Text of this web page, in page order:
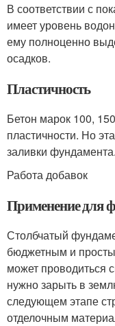
В соответствии с
имеет уровень
ему полноценно
осадков.
Пластичность
Бетон марок 100,
пластичности. Но
заливки фундамента.
Работа добавок
Применение для
Столбчатый
бюджетным и
может проводиться
нужно зарыть в
следующем этапе
отделочным